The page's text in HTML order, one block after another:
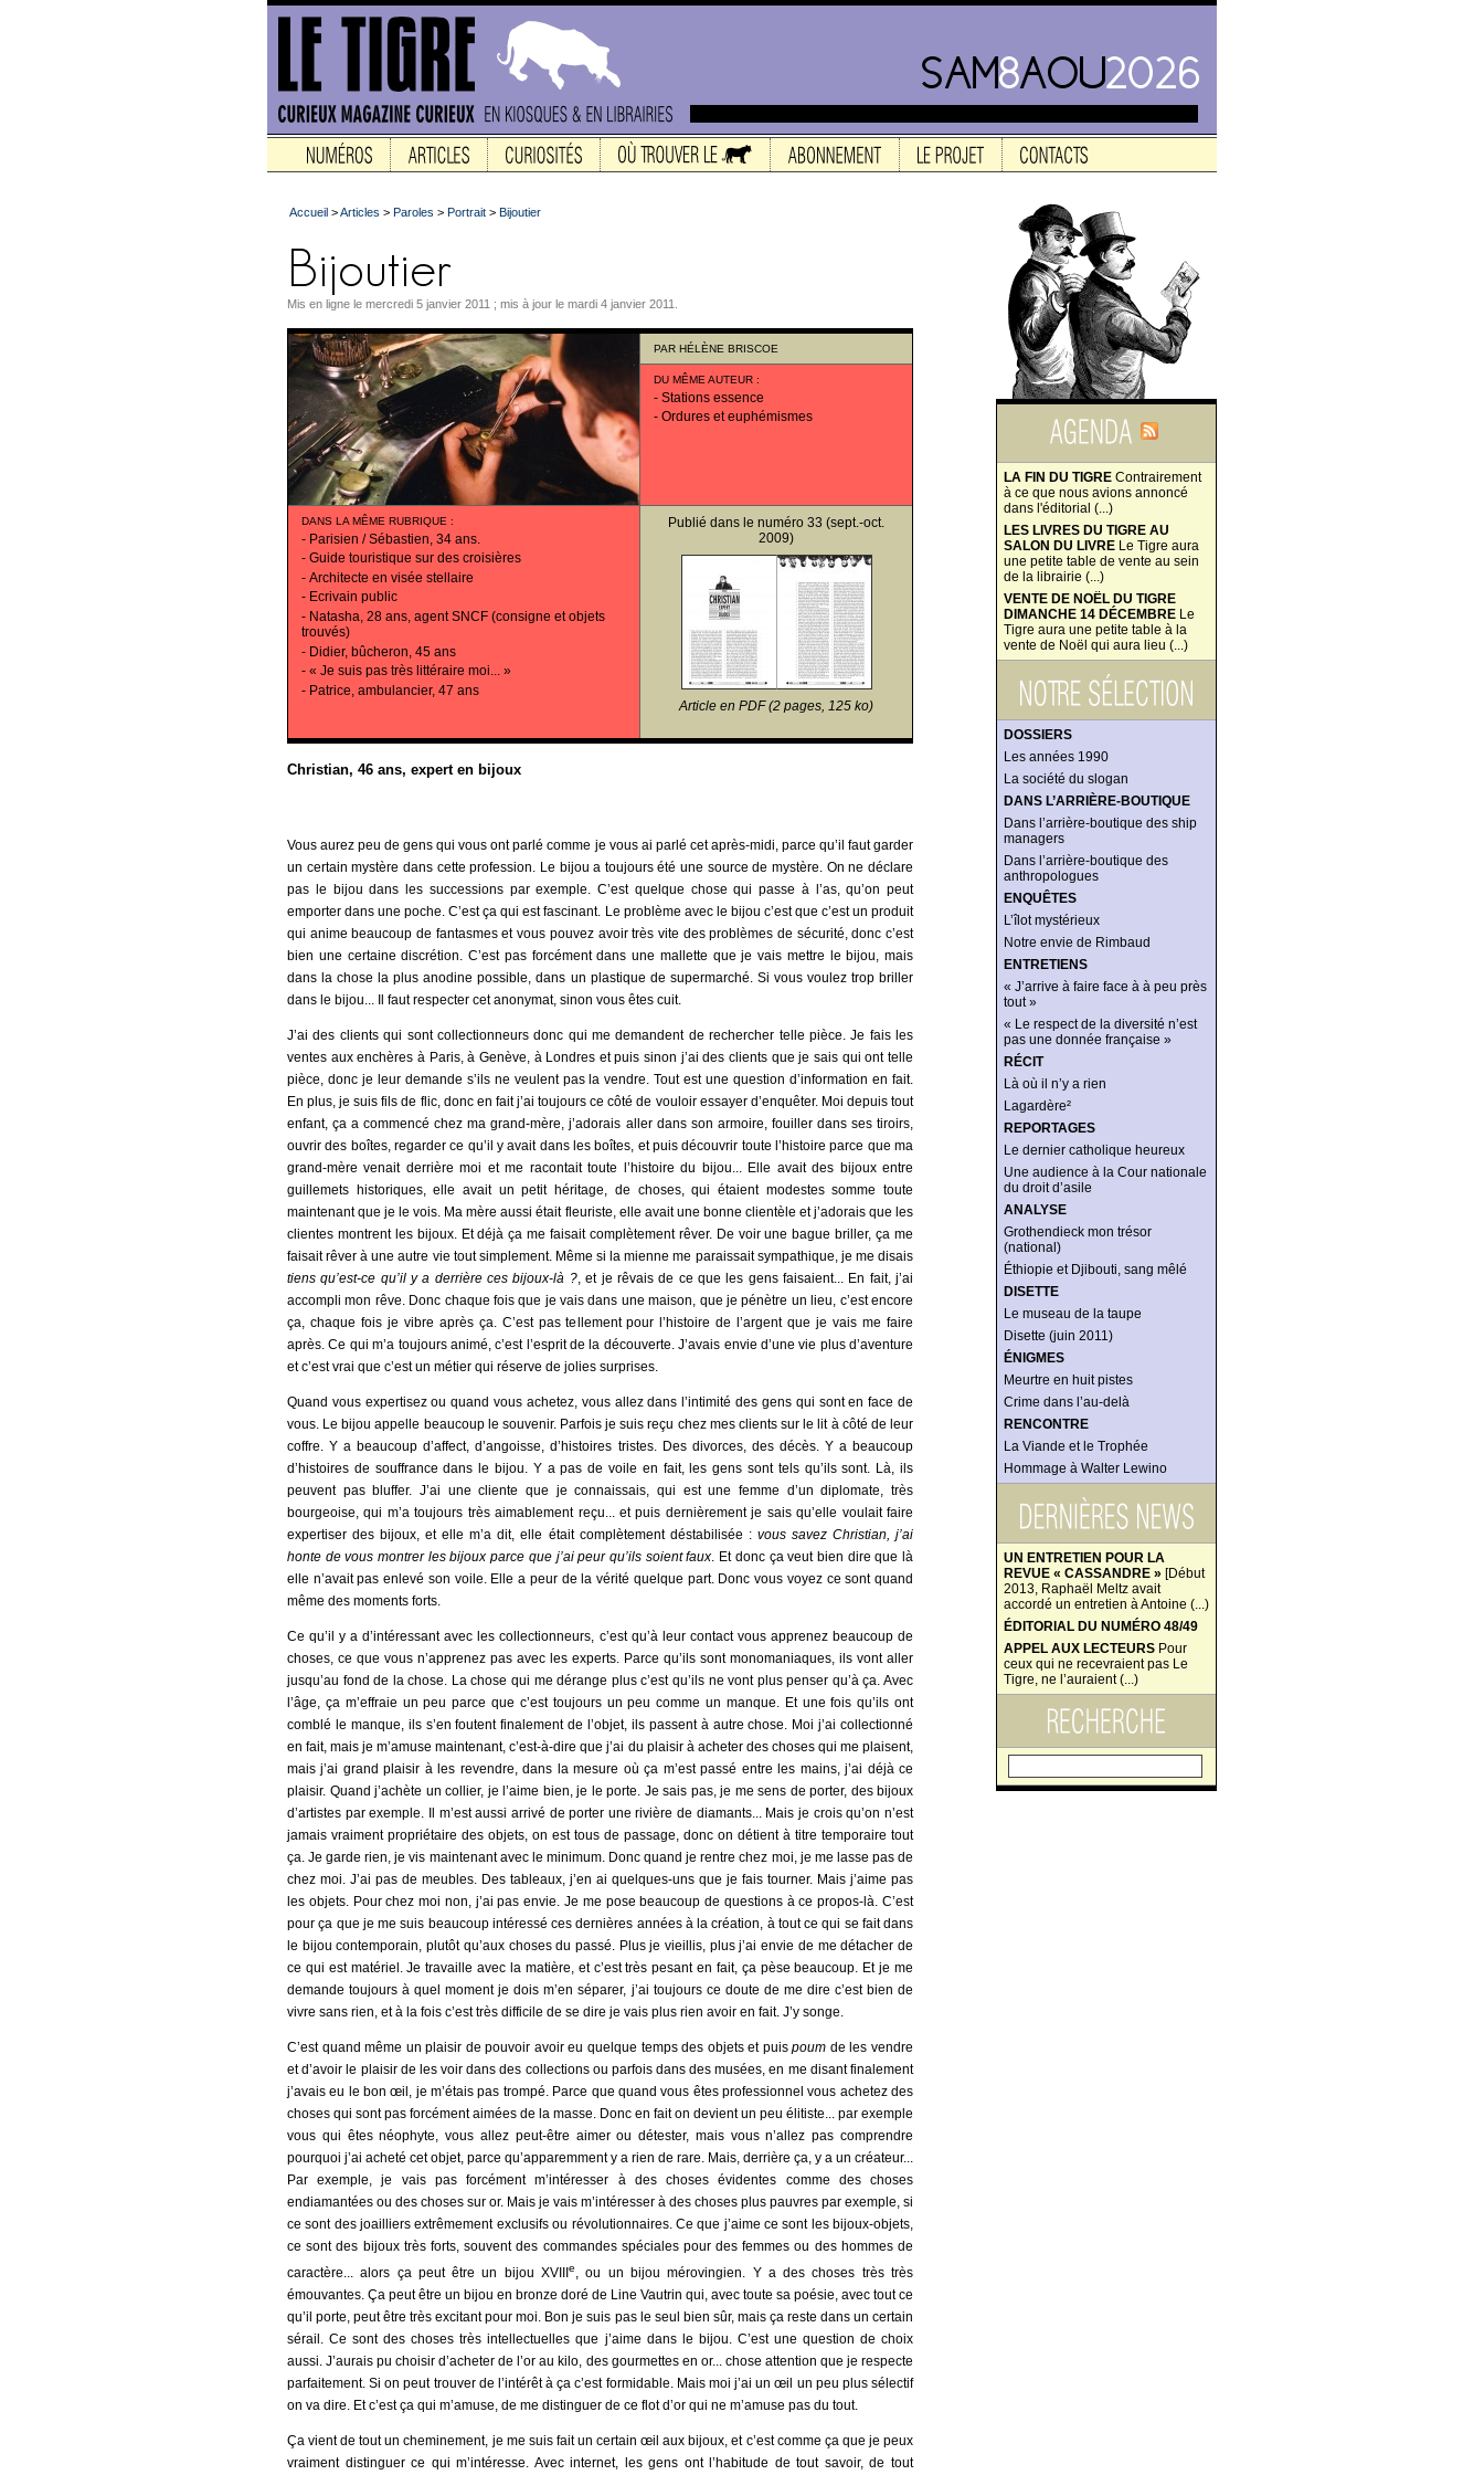
LA FIN DU TIGRE Contrairement
à ce que nous avions annoncé
dans l'éditorial (...)
LES LIVRES DU TIGRE AU
SALON DU LIVRE Le Tigre aura
une petite table de vente au sein
de la librairie (...)
VENTE DE NOËL DU TIGRE
DIMANCHE 14 DÉCEMBRE Le
Tigre aura une petite table à la
vente de Noël qui aura lieu (...)
DOSSIERS
Les années 1990
La société du slogan
DANS L’ARRIÈRE-BOUTIQUE
Dans l’arrière-boutique des ship
managers
Dans l’arrière-boutique des
anthropologues
ENQUÊTES
L’îlot mystérieux
Notre envie de Rimbaud
ENTRETIENS
« J’arrive à faire face à à peu près
tout »
« Le respect de la diversité n’est
pas une donnée française »
RÉCIT
Là où il n’y a rien
Lagardère²
REPORTAGES
Le dernier catholique heureux
Une audience à la Cour nationale
du droit d’asile
ANALYSE
Grothendieck mon trésor
(national)
Éthiopie et Djibouti, sang mêlé
DISETTE
Le museau de la taupe
Disette (juin 2011)
ÉNIGMES
Meurtre en huit pistes
Crime dans l’au-delà
RENCONTRE
La Viande et le Trophée
Hommage à Walter Lewino
UN ENTRETIEN POUR LA
REVUE « CASSANDRE » [Début
2013, Raphaël Meltz avait
accordé un entretien à Antoine (...)
ÉDITORIAL DU NUMÉRO 48/49
APPEL AUX LECTEURS Pour
ceux qui ne recevraient pas Le
Tigre, ne l’auraient (...)
Accueil >Articles > Paroles > Portrait > Bijoutier
Mis en ligne le mercredi 5 janvier 2011 ; mis à jour le mardi 4 janvier 2011.
PAR HÉLÈNE BRISCOE
DU MÊME AUTEUR :
- Stations essence
- Ordures et euphémismes
DANS LA MÊME RUBRIQUE :
- Parisien / Sébastien, 34 ans.
- Guide touristique sur des croisières
- Architecte en visée stellaire
- Ecrivain public
- Natasha, 28 ans, agent SNCF (consigne et objets
trouvés)
- Didier, bûcheron, 45 ans
- « Je suis pas très littéraire moi... »
- Patrice, ambulancier, 47 ans
Publié dans le numéro 33 (sept.-oct.
2009)
Article en PDF (2 pages, 125 ko)
Christian, 46 ans, expert en bijoux
Vous aurez peu de gens qui vous ont parlé comme je vous ai parlé cet après-midi, parce qu’il faut garder
un certain mystère dans cette profession. Le bijou a toujours été une source de mystère. On ne déclare
pas le bijou dans les successions par exemple. C’est quelque chose qui passe à l’as, qu’on peut
emporter dans une poche. C’est ça qui est fascinant. Le problème avec le bijou c’est que c’est un produit
qui anime beaucoup de fantasmes et vous pouvez avoir très vite des problèmes de sécurité, donc c’est
bien une certaine discrétion. C’est pas forcément dans une mallette que je vais mettre le bijou, mais
dans la chose la plus anodine possible, dans un plastique de supermarché. Si vous voulez trop briller
dans le bijou... Il faut respecter cet anonymat, sinon vous êtes cuit.
J’ai des clients qui sont collectionneurs donc qui me demandent de rechercher telle pièce. Je fais les
ventes aux enchères à Paris, à Genève, à Londres et puis sinon j’ai des clients que je sais qui ont telle
pièce, donc je leur demande s’ils ne veulent pas la vendre. Tout est une question d’information en fait.
En plus, je suis fils de flic, donc en fait j’ai toujours ce côté de vouloir essayer d’enquêter. Moi depuis tout
enfant, ça a commencé chez ma grand-mère, j’adorais aller dans son armoire, fouiller dans ses tiroirs,
ouvrir des boîtes, regarder ce qu’il y avait dans les boîtes, et puis découvrir toute l’histoire parce que ma
grand-mère venait derrière moi et me racontait toute l’histoire du bijou... Elle avait des bijoux entre
guillemets historiques, elle avait un petit héritage, de choses, qui étaient modestes somme toute
maintenant que je le vois. Ma mère aussi était fleuriste, elle avait une bonne clientèle et j’adorais que les
clientes montrent les bijoux. Et déjà ça me faisait complètement rêver. De voir une bague briller, ça me
faisait rêver à une autre vie tout simplement. Même si la mienne me paraissait sympathique, je me disais
tiens qu’est-ce qu’il y a derrière ces bijoux-là ?, et je rêvais de ce que les gens faisaient... En fait, j’ai
accompli mon rêve. Donc chaque fois que je vais dans une maison, que je pénètre un lieu, c’est encore
ça, chaque fois je vibre après ça. C’est pas tellement pour l’histoire de l’argent que je vais me faire
après. Ce qui m’a toujours animé, c’est l’esprit de la découverte. J’avais envie d’une vie plus d’aventure
et c’est vrai que c’est un métier qui réserve de jolies surprises.
Quand vous expertisez ou quand vous achetez, vous allez dans l’intimité des gens qui sont en face de
vous. Le bijou appelle beaucoup le souvenir. Parfois je suis reçu chez mes clients sur le lit à côté de leur
coffre. Y a beaucoup d’affect, d’angoisse, d’histoires tristes. Des divorces, des décès. Y a beaucoup
d’histoires de souffrance dans le bijou. Y a pas de voile en fait, les gens sont tels qu’ils sont. Là, ils
peuvent pas bluffer. J’ai une cliente que je connaissais, qui est une femme d’un diplomate, très
bourgeoise, qui m’a toujours très aimablement reçu... et puis dernièrement je sais qu’elle voulait faire
expertiser des bijoux, et elle m’a dit, elle était complètement déstabilisée : vous savez Christian, j’ai
honte de vous montrer les bijoux parce que j’ai peur qu’ils soient faux. Et donc ça veut bien dire que là
elle n’avait pas enlevé son voile. Elle a peur de la vérité quelque part. Donc vous voyez ce sont quand
même des moments forts.
Ce qu’il y a d’intéressant avec les collectionneurs, c’est qu’à leur contact vous apprenez beaucoup de
choses, ce que vous n’apprenez pas avec les experts. Parce qu’ils sont monomaniaques, ils vont aller
jusqu’au fond de la chose. La chose qui me dérange plus c’est qu’ils ne vont plus penser qu’à ça. Avec
l’âge, ça m’effraie un peu parce que c’est toujours un peu comme un manque. Et une fois qu’ils ont
comblé le manque, ils s’en foutent finalement de l’objet, ils passent à autre chose. Moi j’ai collectionné
en fait, mais je m’amuse maintenant, c’est-à-dire que j’ai du plaisir à acheter des choses qui me plaisent,
mais j’ai grand plaisir à les revendre, dans la mesure où ça m’est passé entre les mains, j’ai déjà ce
plaisir. Quand j’achète un collier, je l’aime bien, je le porte. Je sais pas, je me sens de porter, des bijoux
d’artistes par exemple. Il m’est aussi arrivé de porter une rivière de diamants... Mais je crois qu’on n’est
jamais vraiment propriétaire des objets, on est tous de passage, donc on détient à titre temporaire tout
ça. Je garde rien, je vis maintenant avec le minimum. Donc quand je rentre chez moi, je me lasse pas de
chez moi. J’ai pas de meubles. Des tableaux, j’en ai quelques-uns que je fais tourner. Mais j’aime pas
les objets. Pour chez moi non, j’ai pas envie. Je me pose beaucoup de questions à ce propos-là. C’est
pour ça que je me suis beaucoup intéressé ces dernières années à la création, à tout ce qui se fait dans
le bijou contemporain, plutôt qu’aux choses du passé. Plus je vieillis, plus j’ai envie de me détacher de
ce qui est matériel. Je travaille avec la matière, et c’est très pesant en fait, ça pèse beaucoup. Et je me
demande toujours à quel moment je dois m’en séparer, j’ai toujours ce doute de me dire c’est bien de
vivre sans rien, et à la fois c’est très difficile de se dire je vais plus rien avoir en fait. J’y songe.
C’est quand même un plaisir de pouvoir avoir eu quelque temps des objets et puispoum de les vendre
et d’avoir le plaisir de les voir dans des collections ou parfois dans des musées, en me disant finalement
j’avais eu le bon œil, je m’étais pas trompé. Parce que quand vous êtes professionnel vous achetez des
choses qui sont pas forcément aimées de la masse. Donc en fait on devient un peu élitiste... par exemple
vous qui êtes néophyte, vous allez peut-être aimer ou détester, mais vous n’allez pas comprendre
pourquoi j’ai acheté cet objet, parce qu’apparemment y a rien de rare. Mais, derrière ça, y a un créateur...
Par exemple, je vais pas forcément m’intéresser à des choses évidentes comme des choses
endiamantées ou des choses sur or. Mais je vais m’intéresser à des choses plus pauvres par exemple, si
ce sont des joailliers extrêmement exclusifs ou révolutionnaires. Ce que j’aime ce sont les bijoux-objets,
ce sont des bijoux très forts, souvent des commandes spéciales pour des femmes ou des hommes de
caractère... alors ça peut être un bijou XVIIIe, ou un bijou mérovingien. Y a des choses très très
émouvantes. Ça peut être un bijou en bronze doré de Line Vautrin qui, avec toute sa poésie, avec tout ce
qu’il porte, peut être très excitant pour moi. Bon je suis pas le seul bien sûr, mais ça reste dans un certain
sérail. Ce sont des choses très intellectuelles que j’aime dans le bijou. C’est une question de choix
aussi. J’aurais pu choisir d’acheter de l’or au kilo, des gourmettes en or... chose attention que je respecte
parfaitement. Si on peut trouver de l’intérêt à ça c’est formidable. Mais moi j’ai un œil un peu plus sélectif
on va dire. Et c’est ça qui m’amuse, de me distinguer de ce flot d’or qui ne m’amuse pas du tout.
Ça vient de tout un cheminement, je me suis fait un certain œil aux bijoux, et c’est comme ça que je peux
vraiment distinguer ce qui m’intéresse. Avec internet, les gens ont l’habitude de tout savoir, de tout